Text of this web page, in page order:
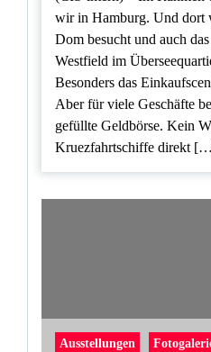
wir in Hamburg. Und dort
Dom besucht und auch
Westfield im
Besonders das
Aber für viele Geschäfte
gefüllte Geldbörse. Kein
Kruezfahrtschiffe direkt
Ausstellungen